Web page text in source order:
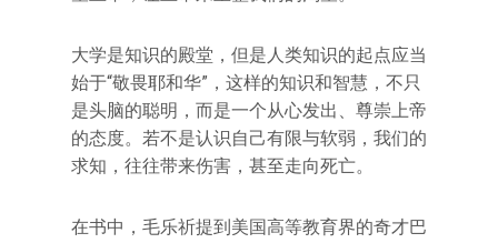
大学是知识的殿堂，但是人类知识的起点应当
始于“敬畏耶和华”，这样的知识和智慧，不只
是头脑的聪明，而是一个从心发出、尊崇上帝
的态度。若不是认识自己有限与软弱，我们的
求知，往往带来伤害，甚至走向死亡。
在书中，毛乐祈提到美国高等教育界的奇才巴